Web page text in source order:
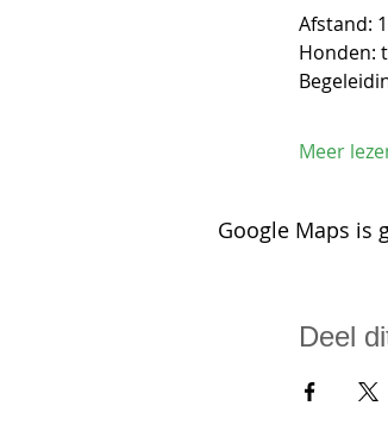
Afstand:
Honden:
Meer
Google Maps is
Deel